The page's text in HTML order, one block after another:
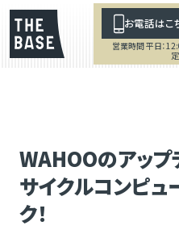
お電話はこ
営業時間 平日：
WAHOOのアッ
サイクルコンピュ
ク！